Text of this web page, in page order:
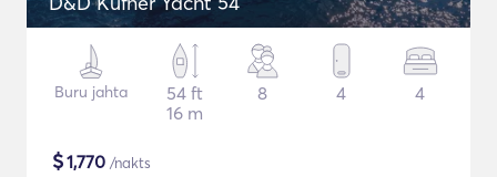
Buru jahta
54 ft
16 m
8 4 4
$1,770 /nakts